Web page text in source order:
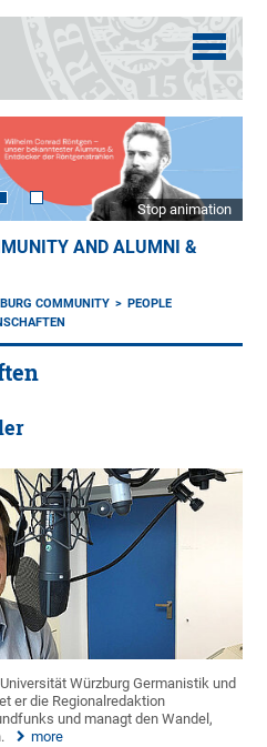
Stop animation
AND ALUMNI &
COMMUNITY
PEOPLE
Würzburg Germanistik und
er die Regionalredaktion
und managt den Wandel,
more